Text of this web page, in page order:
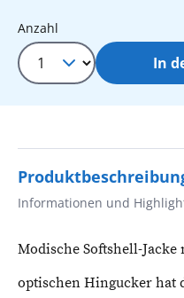
Produkt Anzahl:
Anzahl
In
Informationen und
Modische Softshell-
optischen Hingucker hat